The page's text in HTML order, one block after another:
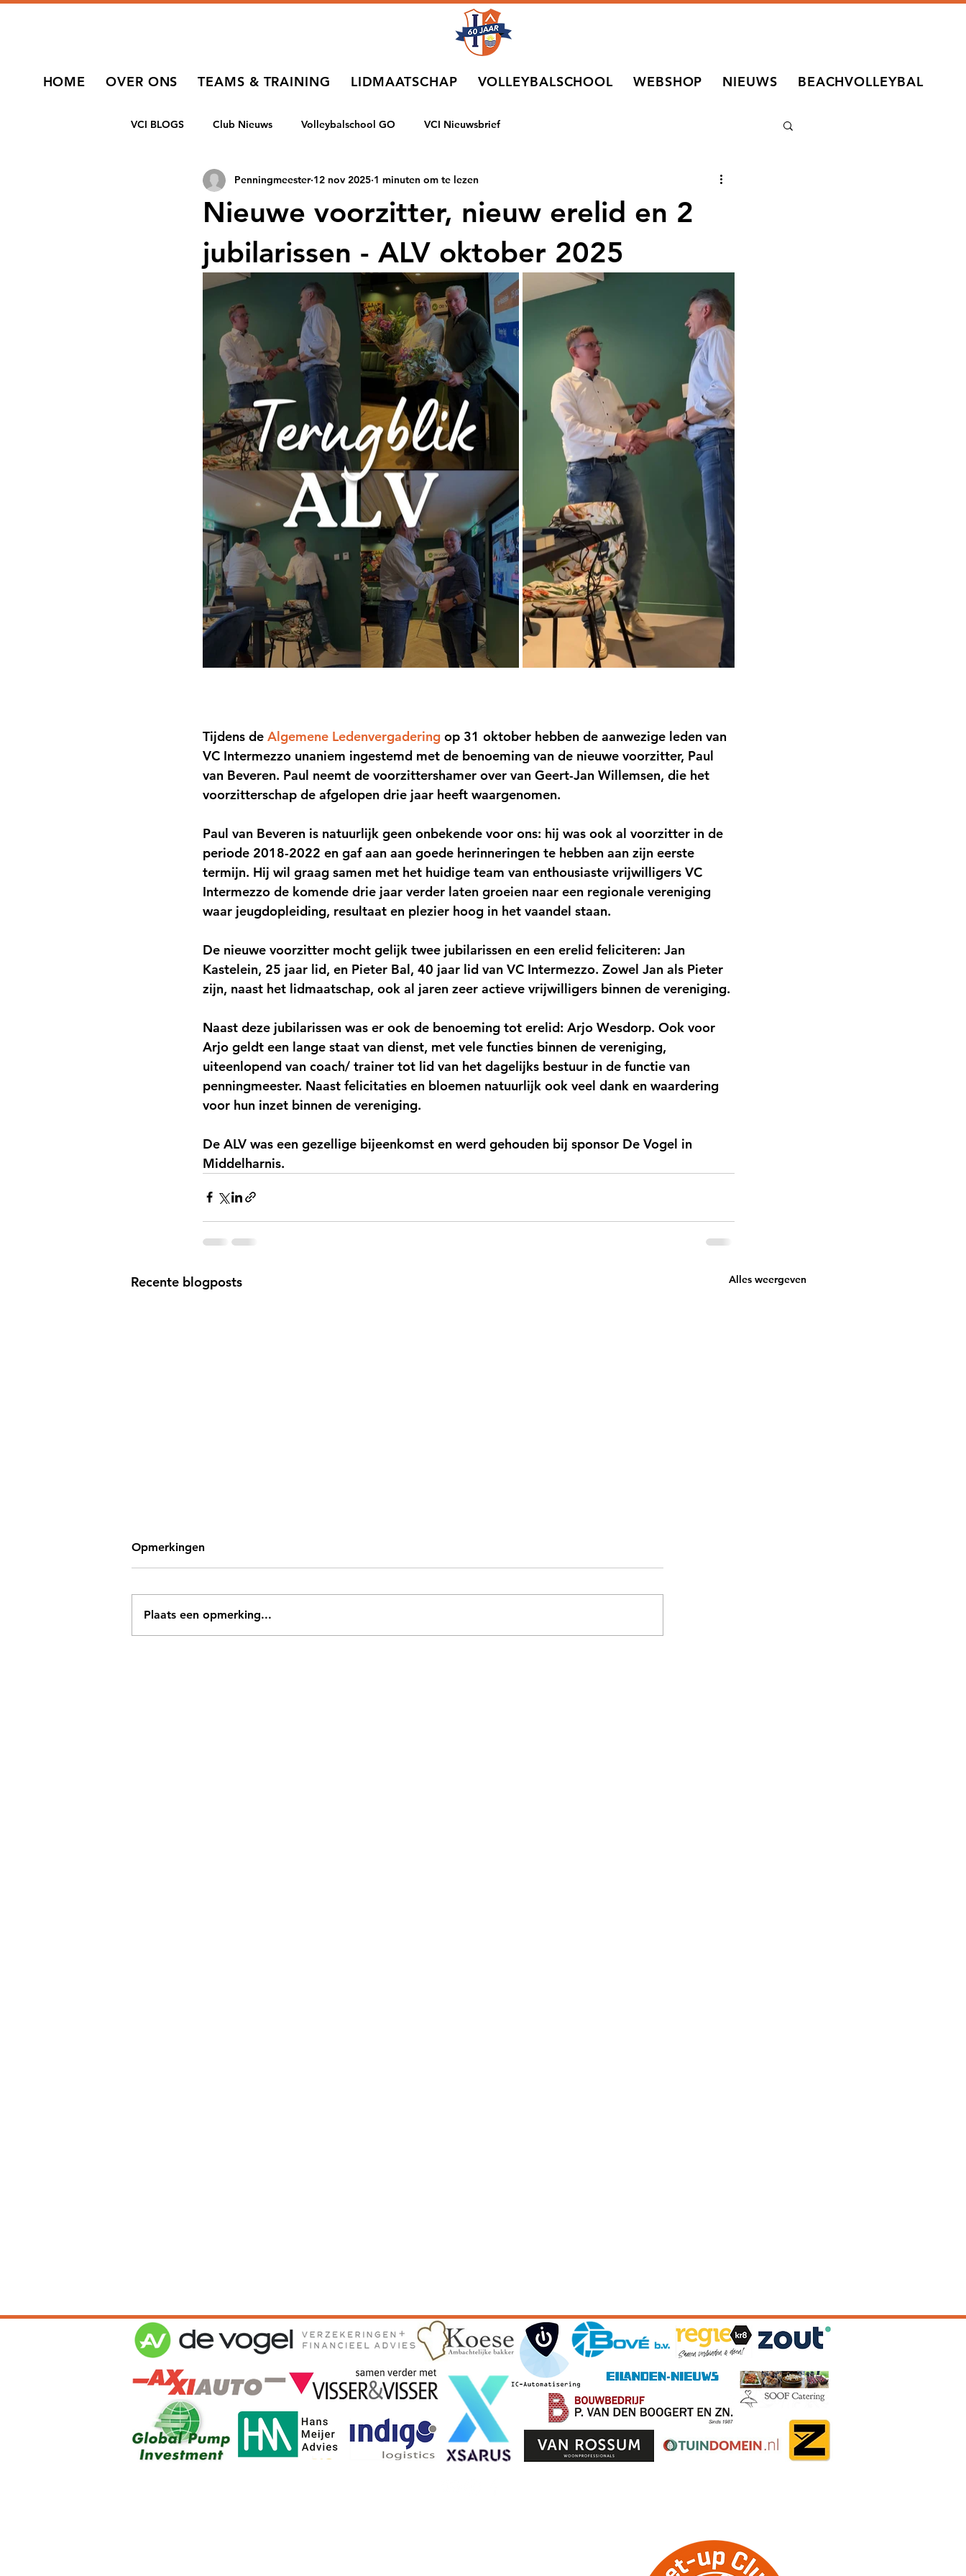
HOME OVER ONS TEAMS & TRAINING LIDMAATSCHAP VOLLEYBALSCHOOL WEBSHOP NIEUWS BEACHVOLLEYBAL
VCI BLOGS Club Nieuws Volleybalschool GO VCI Nieuwsbrief
Nieuwe voorzitter, nieuw erelid en 2
jubilarissen - ALV oktober 2025
Penningmeester 12 nov 2025 1 minuten om te lezen
Tijdens de Algemene Ledenvergadering op 31 oktober hebben de aanwezige leden van
VC Intermezzo unaniem ingestemd met de benoeming van de nieuwe voorzitter, Paul
van Beveren. Paul neemt de voorzittershamer over van Geert-Jan Willemsen, die het
voorzitterschap de afgelopen drie jaar heeft waargenomen.
Paul van Beveren is natuurlijk geen onbekende voor ons: hij was ook al voorzitter in de
periode 2018-2022 en gaf aan aan goede herinneringen te hebben aan zijn eerste
termijn. Hij wil graag samen met het huidige team van enthousiaste vrijwilligers VC
Intermezzo de komende drie jaar verder laten groeien naar een regionale vereniging
waar jeugdopleiding, resultaat en plezier hoog in het vaandel staan.
De nieuwe voorzitter mocht gelijk twee jubilarissen en een erelid feliciteren: Jan
Kastelein, 25 jaar lid, en Pieter Bal, 40 jaar lid van VC Intermezzo. Zowel Jan als Pieter
zijn, naast het lidmaatschap, ook al jaren zeer actieve vrijwilligers binnen de vereniging.
Naast deze jubilarissen was er ook de benoeming tot erelid: Arjo Wesdorp. Ook voor
Arjo geldt een lange staat van dienst, met vele functies binnen de vereniging,
uiteenlopend van coach/ trainer tot lid van het dagelijks bestuur in de functie van
penningmeester. Naast felicitaties en bloemen natuurlijk ook veel dank en waardering
voor hun inzet binnen de vereniging.
De ALV was een gezellige bijeenkomst en werd gehouden bij sponsor De Vogel in
Middelharnis.
Recente blogposts Alles weergeven
Opmerkingen
Plaats een opmerking...